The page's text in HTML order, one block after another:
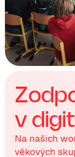
Zodp
v digit
Na našich
věkových